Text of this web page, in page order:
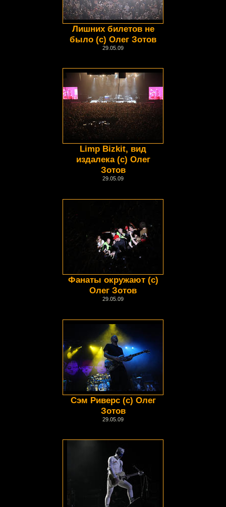
Лишних билетов не
было (с) Олег Зотов
29.05.09
Limp Bizkit, вид
издалека (с) Олег
Зотов
29.05.09
Фанаты окружают (с)
Олег Зотов
29.05.09
Сэм Риверс (с) Олег
Зотов
29.05.09